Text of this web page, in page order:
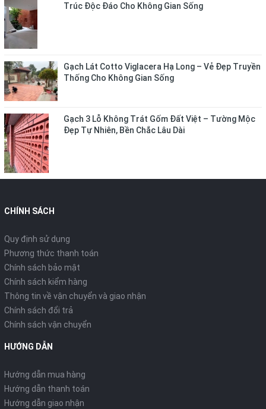
Trúc Độc Đáo Cho Không Gian Sống
Gạch Lát Cotto Viglacera Hạ Long – Vẻ Đẹp Truyền
Thống Cho Không Gian Sống
Gạch 3 Lỗ Không Trát Gốm Đất Việt – Tường Mộc
Đẹp Tự Nhiên, Bền Chắc Lâu Dài
CHÍNH SÁCH
Quy định sử dụng
Phương thức thanh toán
Chính sách bảo mật
Chính sách kiểm hàng
Thông tin về vận chuyển và giao nhận
Chính sách đổi trả
Chính sách vận chuyển
HƯỚNG DẪN
Hướng dẫn mua hàng
Hướng dẫn thanh toán
Hướng dẫn giao nhận